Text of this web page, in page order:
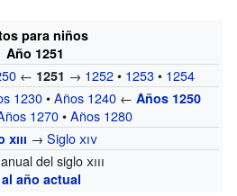
para niños
Año 1251
← 1251 → 1252• 1253• 1254
1230•Años 1240 ←Años 1250
1270•Años 1280
xiii →Sigloxiv
del sigloxiii
año actual